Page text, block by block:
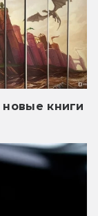
книги